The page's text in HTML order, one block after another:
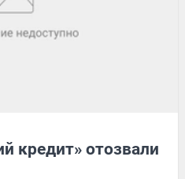
кредит» отозвали